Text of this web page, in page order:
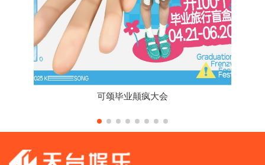
可颂毕业颠疯大会